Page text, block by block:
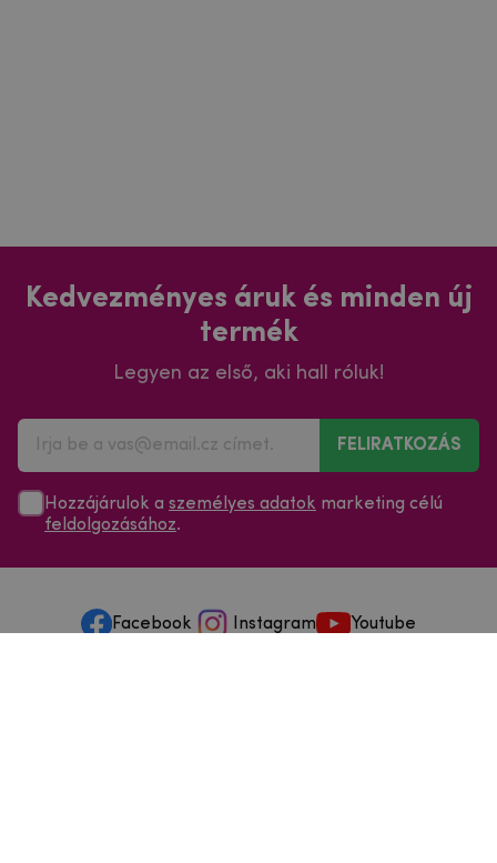
Kedvezményes áruk és minden új
termék
Legyen az első, aki hall róluk!
FELIRATKOZÁS
Hozzájárulok a személyes adatok marketing célú
feldolgozásához.
Facebook Instagram Youtube